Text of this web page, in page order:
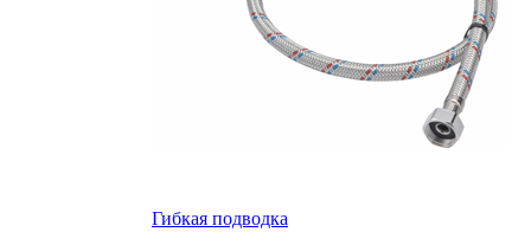
Гибкая подводка